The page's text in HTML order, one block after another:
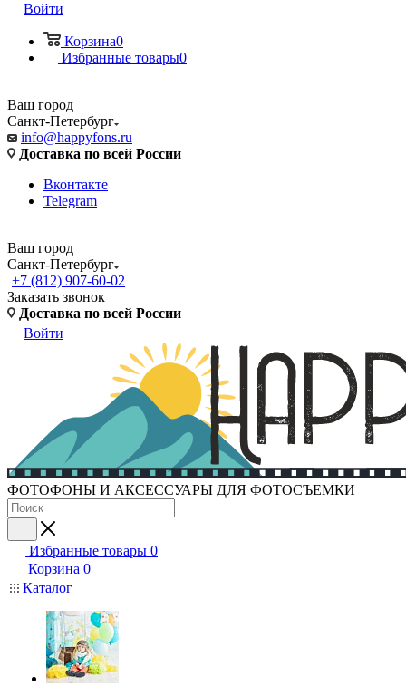
Войти
Корзина0
Избранные товары0
Ваш город
Санкт-Петербург
info@happyfons.ru
Доставка по всей России
Вконтакте
Telegram
Ваш город
Санкт-Петербург
+7 (812) 907-60-02
Заказать звонок
Доставка по всей России
Войти
ФОТОФОНЫ И АКСЕССУАРЫ ДЛЯ ФОТОСЪЕМКИ
Избранные товары 0
Корзина 0
Каталог